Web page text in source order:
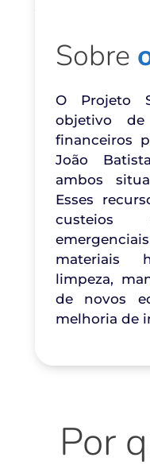
Sobre
O Projeto
objetivo de
financeiros
João
ambos
Esses
custeios
materiais
limpeza,
de novos
melhoria de
Por